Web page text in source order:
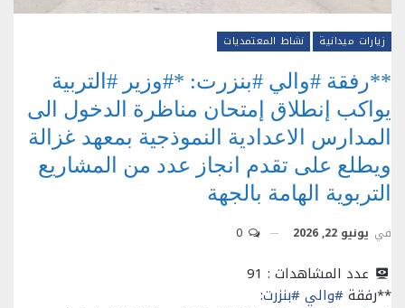
زيارات ميدانية نشاط المعتمديات
**رفقة #والي #بنزرت: *#وزير #التربية
يواكب إنطلاق إمتحان مناظرة الدخول الى
المدارس الاعدادية النموذجية بمعهد غزالة
ويطلع على تقدم انجاز عدد من المشاريع
التربوية الهامة بالجهة
في يونيو 22, 2026
عدد المشاهدات : 91
**رفقة#والي#بنزرت: